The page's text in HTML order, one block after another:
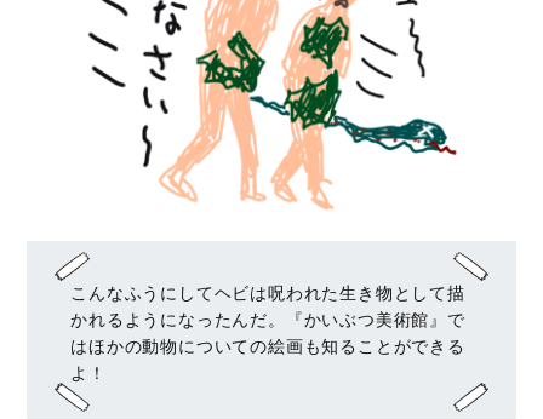
こんなふうにしてヘビは呪われた生き物として描
かれるようになったんだ。『かいぶつ美術館』で
はほかの動物についての絵画も知ることができる
よ！